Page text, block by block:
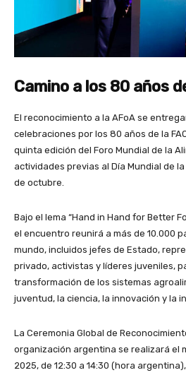
Camino a los 80 años
El reconocimiento a la AFoA se
celebraciones por los 80 años de la
quinta edición del Foro Mundial de la
actividades previas al Día Mundial de
de octubre.
Bajo el lema “Hand in Hand for Better
el encuentro reunirá a más de 10.000
mundo, incluidos jefes de Estado,
privado, activistas y líderes juveniles,
transformación de los sistemas
juventud, la ciencia, la innovación y la
La Ceremonia Global de
organización argentina se realizará el
2025, de 12:30 a 14:30 (hora